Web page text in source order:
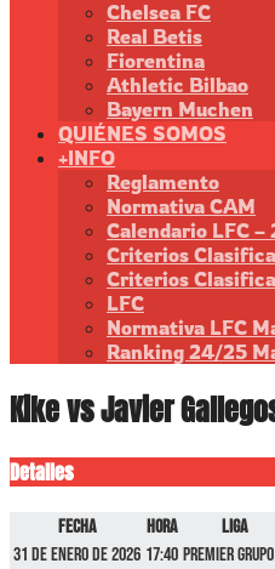
Chelsea FC
Real Betis
Fiorentina
Athletic Bilbao
Bayern Muchen
QUIÉNES SOMOS
+INFO
Reglamento
Normativa CAM
Calendario LFC
Criterios
Criterios
LFC
Normativa LFC
Ranking 24/25
Kike vs Javier
Detalles
Fecha Hora Liga
31 de enero de 2026 17:40 Premier